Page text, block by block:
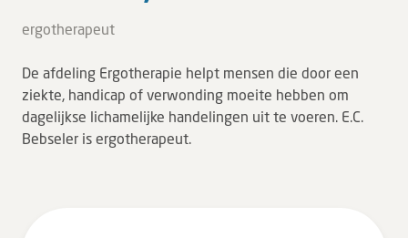
Tarieven en vergoeding
Uw gegevens
Wachttijden
ergotherapeut
De afdeling Ergotherapie helpt mensen die door een
ziekte, handicap of verwonding moeite hebben om
dagelijkse lichamelijke handelingen uit te voeren. E.C.
Bebseler is ergotherapeut.